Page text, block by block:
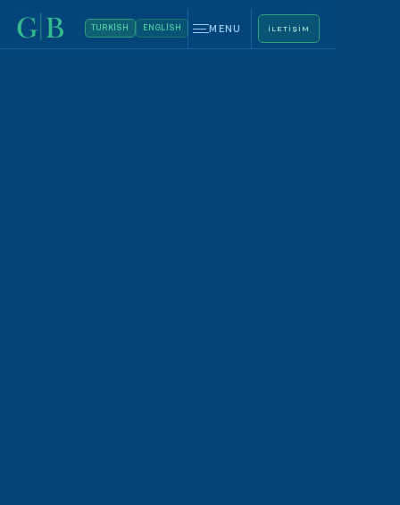
TURKISH ENGLISH MENU ILETIŞIM